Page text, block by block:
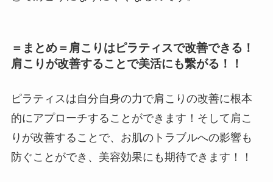
＝まとめ＝肩こりはピラティスで改善できる！
肩こりが改善することで美活にも繋がる！！
ピラティスは自分自身の力で肩こりの改善に根本
的にアプローチすることができます！そして肩こ
りが改善することで、お肌のトラブルへの影響も
防ぐことができ、美容効果にも期待できます！！